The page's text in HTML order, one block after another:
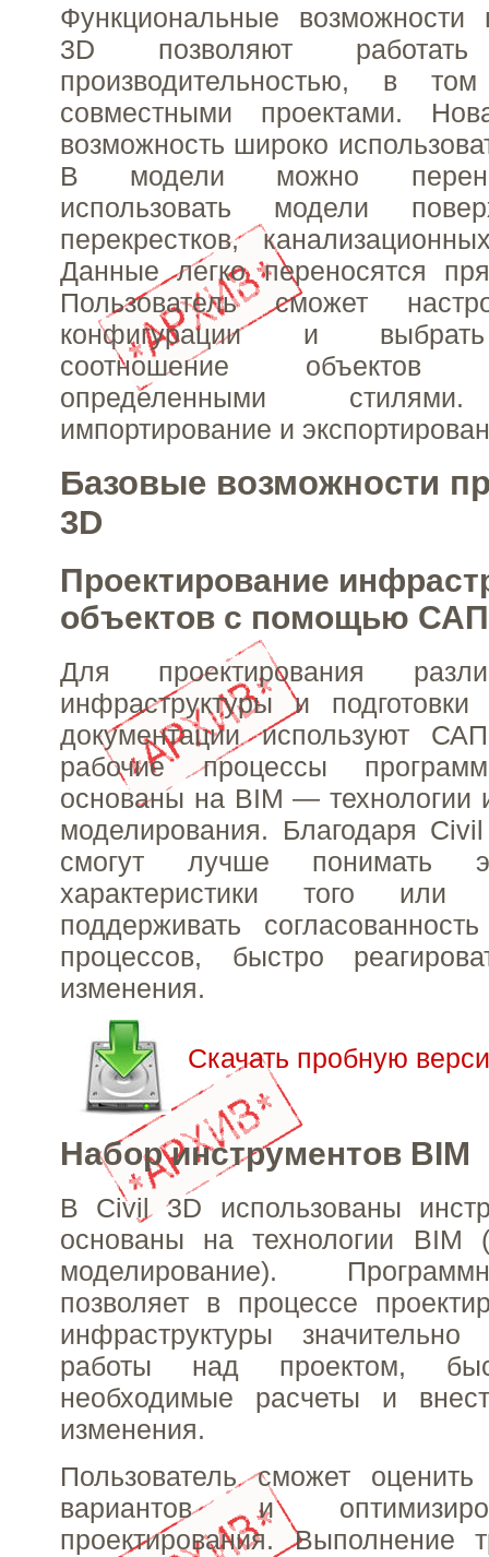
Функциональные
3D позволяют
производительностью, в
совместными проектами.
возможность широко
В модели можно
использовать модели
перекрестков,
Данные легко переносятся
Пользователь сможет
конфигурации и
соотношение
определенными
импортирование и
Базовые возможности
3D
Проектирование
объектов с помощью
Для проектирования
инфраструктуры и подготовки
документации используют
рабочие процессы
основаны на BIM — технологии
моделирования. Благодаря
смогут лучше понимать
характеристики того или
поддерживать
процессов, быстро
изменения.
Скачать пробную
Набор инструментов BIM
В Civil 3D использованы
основаны на технологии BIM
моделирование).
позволяет в процессе
инфраструктуры значительно
работы над проектом,
необходимые расчеты и
изменения.
Пользователь сможет оценить
вариантов и
проектирования. Выполнение